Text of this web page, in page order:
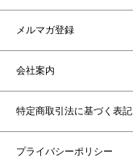
メルマガ登録
会社案内
特定商取引法に基づく表記
プライバシーポリシー